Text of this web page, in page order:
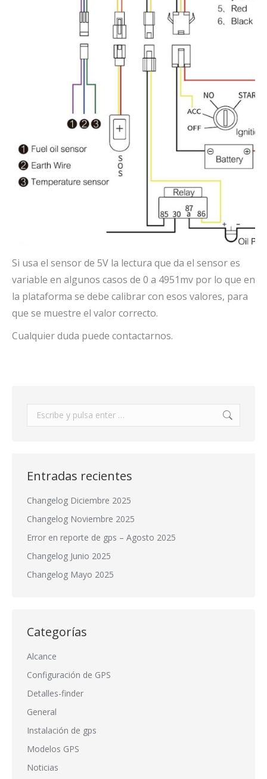
Si usa el sensor de 5V la lectura que da el sensor es
variable en algunos casos de 0 a 4951mv por lo que en
la plataforma se debe calibrar con esos valores, para
que se muestre el valor correcto.
Cualquier duda puede contactarnos.
Buscar:
Entradas recientes
Changelog Diciembre 2025
Changelog Noviembre 2025
Error en reporte de gps – Agosto 2025
Changelog Junio 2025
Changelog Mayo 2025
Categorías
Alcance
Configuración de GPS
Detalles-finder
General
Instalación de gps
Modelos GPS
Noticias